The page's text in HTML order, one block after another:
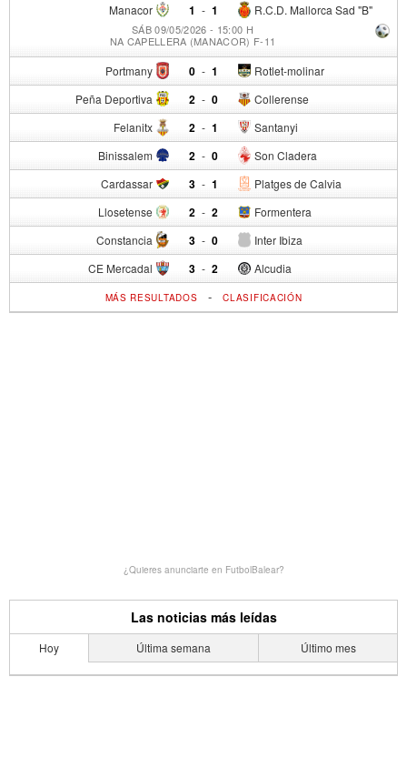
Manacor 1 - R.C.D. Mallorca Sad "B"
1
SÁB 09/05/2026 - 15:00 H
NA CAPELLERA (MANACOR) F-11
Portmany 0 - Rotlet-molinar
1
Peña Deportiva 2 - Collerense
0
Felanitx 2 - Santanyi
1
Binissalem 2 - Son Cladera
0
Cardassar 3 - Platges de Calvia
1
Llosetense 2 - Formentera
2
Constancia 3 - Inter Ibiza
0
CE Mercadal 3 - Alcudia
2
MÁS RESULTADOS -CLASIFICACIÓN
¿Quieres anunciarte en FutbolBalear?
Las noticias más leídas
Hoy Última semana Último mes